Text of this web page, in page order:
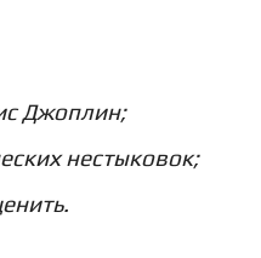
Джоплин;
нестыковок;